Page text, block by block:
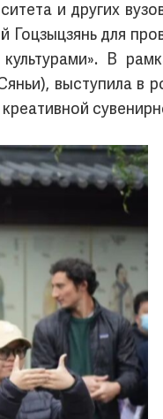
и других
Гоцзыцзянь для
В
выступила в